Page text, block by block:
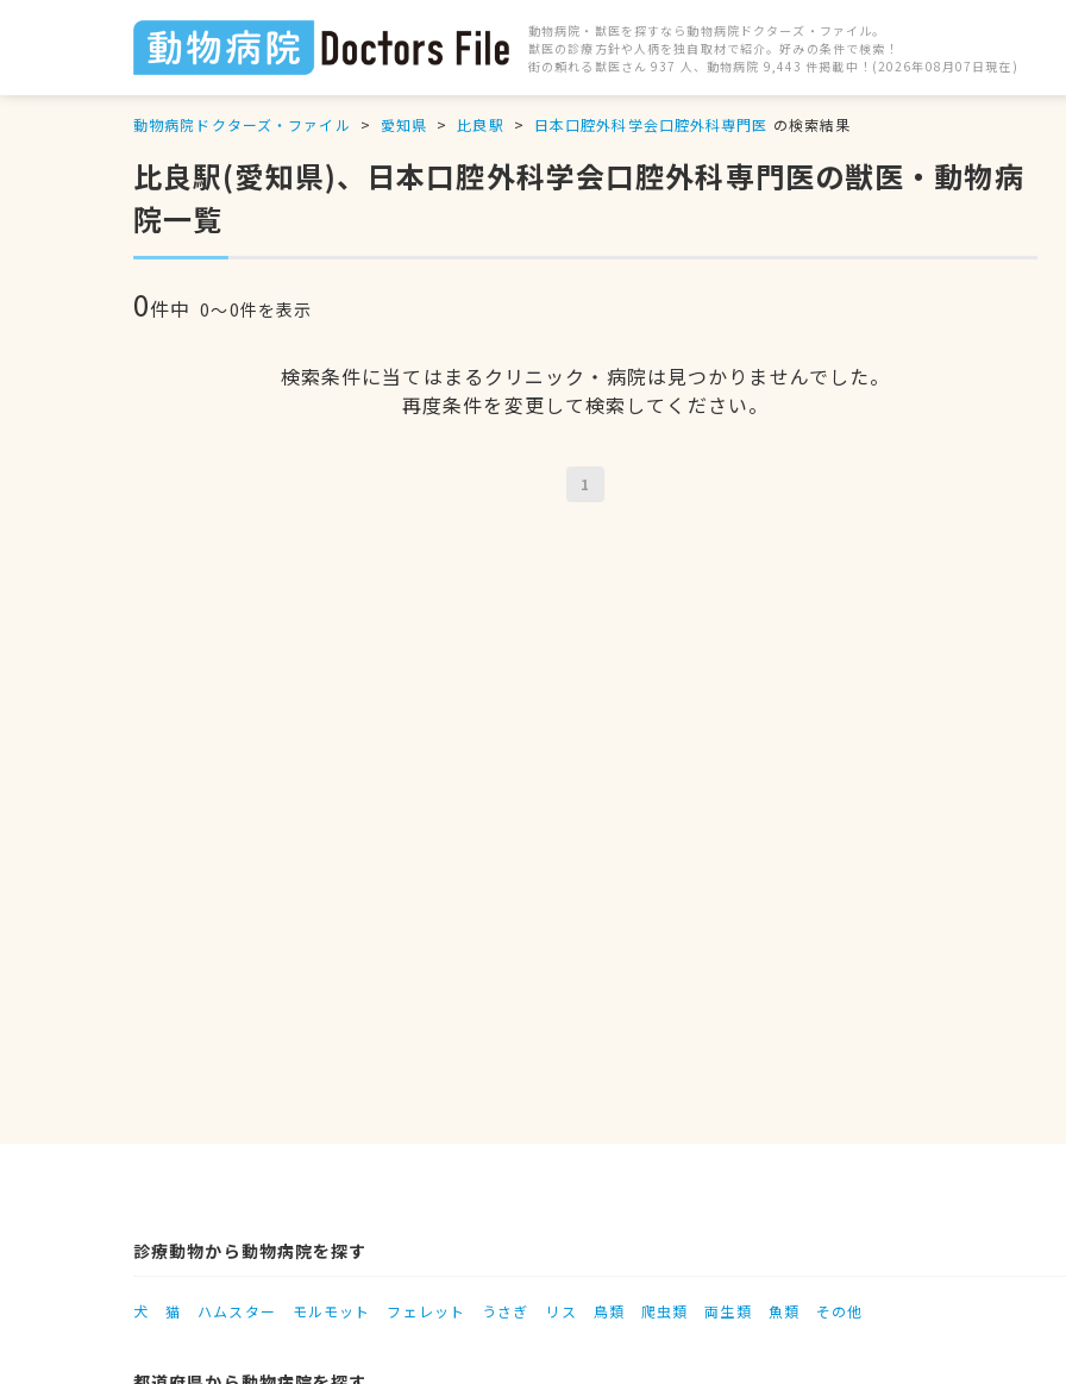
動物病院・獣医を探すなら動物病院ドクターズ・ファイル。
獣医の診療方針や人柄を独自取材で紹介。好みの条件で検索！
街の頼れる獣医さん 937 人、動物病院 9,443 件掲載中！(2026年08月07日現在)
動物病院ドクターズ・ファイル 愛知県 比良駅 日本口腔外科学会口腔外科専門医 の検索結果
比良駅(愛知県)、日本口腔外科学会口腔外科専門医の獣医・動物病
院一覧
0件中 0〜0件を表示
検索条件に当てはまるクリニック・病院は見つかりませんでした。
再度条件を変更して検索してください。
1
診療動物から動物病院を探す
犬 猫 ハムスター モルモット フェレット うさぎ リス 鳥類 爬虫類 両生類 魚類 その他